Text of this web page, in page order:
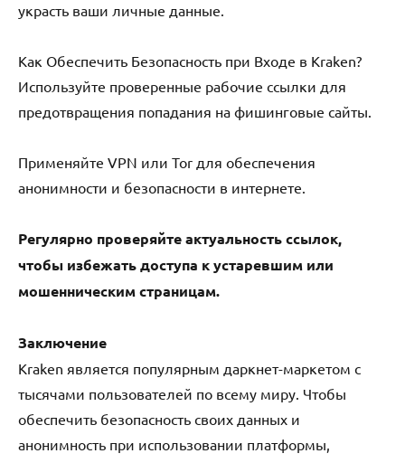
украсть ваши личные данные.
Как Обеспечить Безопасность при Входе в Kraken?
Используйте проверенные рабочие ссылки для
предотвращения попадания на фишинговые сайты.
Применяйте VPN или Tor для обеспечения
анонимности и безопасности в интернете.
Регулярно проверяйте актуальность ссылок,
чтобы избежать доступа к устаревшим или
мошенническим страницам.
Заключение
Kraken является популярным даркнет-маркетом с
тысячами пользователей по всему миру. Чтобы
обеспечить безопасность своих данных и
анонимность при использовании платформы,